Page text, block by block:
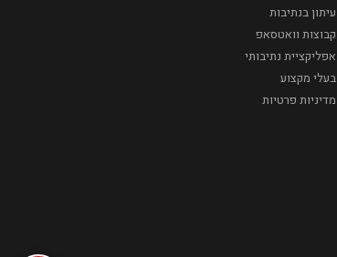
עיתון בנתיבות
קבוצות וואטסאפ
אפליקציית נתיבותי
בעלי מקצוע
מדיניות פרטיות